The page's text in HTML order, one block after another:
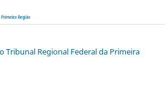
Tribunal Regional Federal da Primeira